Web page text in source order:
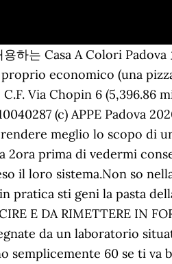
dei desideri Aggiungi a confronta Condividi #46 di 543 pizzerie a Padova #223 di 1225 ristoranti a Padova . Contatti: Telefono 3922033107. Pizzeria, Opzioni vegetariane. Elenco pizzeria da asporto a Albignasego con â orari, recensioni, email, â telefono, indicazioni stradali. Dove. What. NEWSLETTER. Casa A Colori Padova - El Casa A Colori Padova Albergue es un alojamiento amigable con mascotas en Padua que ofrece una biblioteca y un bar. Via Piovese 40. Chiuso Apre alle 17:50 +39 04 9742 3333. Via Guizza Conselvana 367. Nicoletta F, Proprietario presso Pizzeria Rivoluzione Pizza, ha risposto a questa recensione. Casa A Colori Padova - Casa A Colori Padova est une auberge de jeunesse qui offre logement acceptant les animaux domestiques non loin de Parco dei Faggi. Pizzeria Rivoluzione Pizza: Nuovo punto vendita in via Bembo a Padova - Guarda 153 recensioni imparziali, 58 foto di viaggiatori, e fantastiche offerte per Padova, Italia su Tripadvisor. Vengono servite solo pizze "in pala", ovvero di forma allungata, delle dimensioni circa doppie di una pizza normale; la scelta di gusti è varia e gli ingredienti sono di buona qualità. Il servizio purtroppo, pur essendo la sala non piena, risulta non all'altezza. Via Crescini 141. Dopo averne sentito molto parlare e pubblicizzare abbiamo provato la pizza nel nuovo punto vendita di via Bembo.Siamo rimasti molto delusi:le pizze erano esageratamente cosparse di uno strato di mozzarella di un cm e il pomodoro era inesistente. Siamo a Padova, in via Venezia 67/e La Motosport a Padova è concessionaria: Benelli, Kymco, Royal Enfield, Keeway, Fantic Motor, Caballero, Lifan (scooter elettrici), Fantic E-BIKE, Fantic Issimo. Gli aggiornamenti della mappa sono stati sospesi. Get Directions +39 049 742 3333 . Pizzeria Rivoluzione Pizza, Padua Picture: Rivoluzione Pizza - Check out Tripadvisor members' 24,575 candid photos and videos of Pizzeria Rivoluzione Pizza Prenota Pizzeria Rivoluzione Pizza, Padova su Tripadvisor: